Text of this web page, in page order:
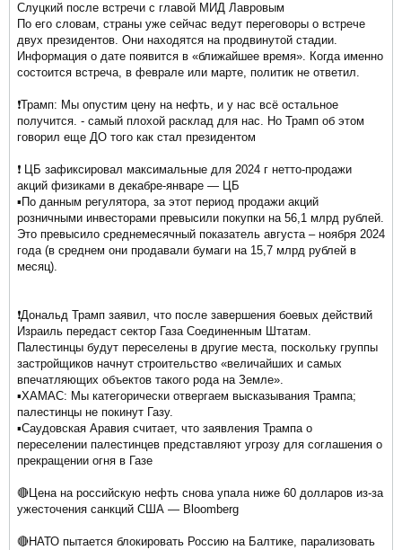
Слуцкий после встречи с главой МИД Лавровым
По его словам, страны уже сейчас ведут переговоры о встрече
двух президентов. Они находятся на продвинутой стадии.
Информация о дате появится в «ближайшее время». Когда именно
состоится встреча, в феврале или марте, политик не ответил.
❗️Трамп: Мы опустим цену на нефть, и у нас всё остальное
получится. - самый плохой расклад для нас. Но Трамп об этом
говорил еще ДО того как стал президентом
❗️ ЦБ зафиксировал максимальные для 2024 г нетто-продажи
акций физиками в декабре-январе — ЦБ
▪️По данным регулятора, за этот период продажи акций
розничными инвесторами превысили покупки на 56,1 млрд рублей.
Это превысило среднемесячный показатель августа – ноября 2024
года (в среднем они продавали бумаги на 15,7 млрд рублей в
месяц).
❗️Дональд Трамп заявил, что после завершения боевых действий
Израиль передаст сектор Газа Соединенным Штатам.
Палестинцы будут переселены в другие места, поскольку группы
застройщиков начнут строительство «величайших и самых
впечатляющих объектов такого рода на Земле».
▪️ХАМАС: Мы категорически отвергаем высказывания Трампа;
палестинцы не покинут Газу.
▪️Саудовская Аравия считает, что заявления Трампа о
переселении палестинцев представляют угрозу для соглашения о
прекращении огня в Газе
🔴Цена на российскую нефть снова упала ниже 60 долларов из-за
ужесточения санкций США — Bloomberg
🔴НАТО пытается блокировать Россию на Балтике, парализовать